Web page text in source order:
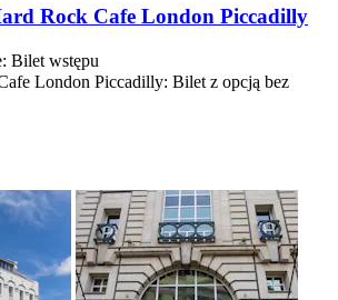
Rock Cafe London Piccadilly
Bilet wstępu
London Piccadilly: Bilet z opcją bez